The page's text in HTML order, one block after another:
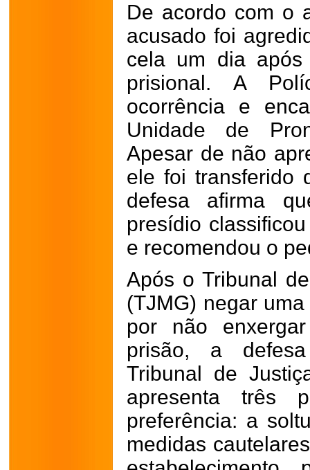
De acordo com o
acusado foi
cela um dia
prisional. A
ocorrência e
Unidade de
Apesar de não
ele foi transferido
defesa afirma
presídio
e recomendou o
Após o Tribunal
(TJMG) negar
por não
prisão, a
Tribunal de
apresenta três
preferência: a
medidas